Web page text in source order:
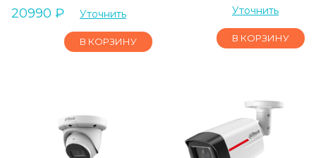
20990 ₽ Уточнить
В КОРЗИНУ
Уточнить
В КОРЗИНУ